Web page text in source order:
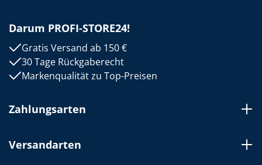
Darum PROFI-STORE24!
Gratis Versand ab 150 €
30 Tage Rückgaberecht
Markenqualität zu Top-Preisen
Zahlungsarten
Versandarten